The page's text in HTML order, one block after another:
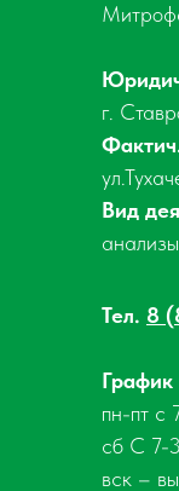
г.
Вид
анализы
Тел. 8
пн-пт с
сб С 7-
вск –